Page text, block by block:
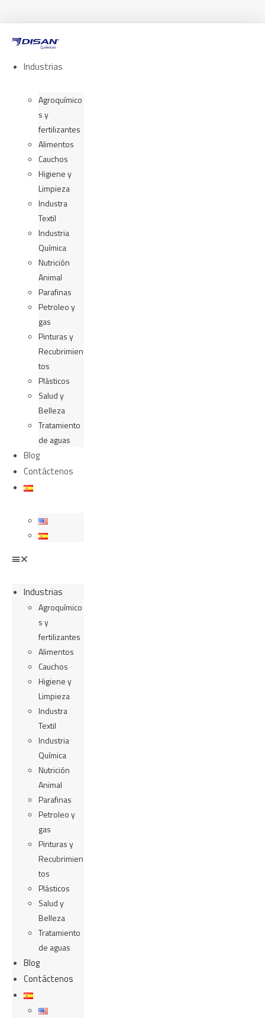
al
contenido
Industrias
Agroquímico
s y
fertilizantes
Alimentos
Cauchos
Higiene y
Limpieza
Industra
Textil
Industria
Química
Nutrición
Animal
Parafinas
Petroleo y
gas
Pinturas y
Recubrimien
tos
Plásticos
Salud y
Belleza
Tratamiento
de aguas
Blog
Contáctenos
Industrias
Agroquímico
s y
fertilizantes
Alimentos
Cauchos
Higiene y
Limpieza
Industra
Textil
Industria
Química
Nutrición
Animal
Parafinas
Petroleo y
gas
Pinturas y
Recubrimien
tos
Plásticos
Salud y
Belleza
Tratamiento
de aguas
Blog
Contáctenos